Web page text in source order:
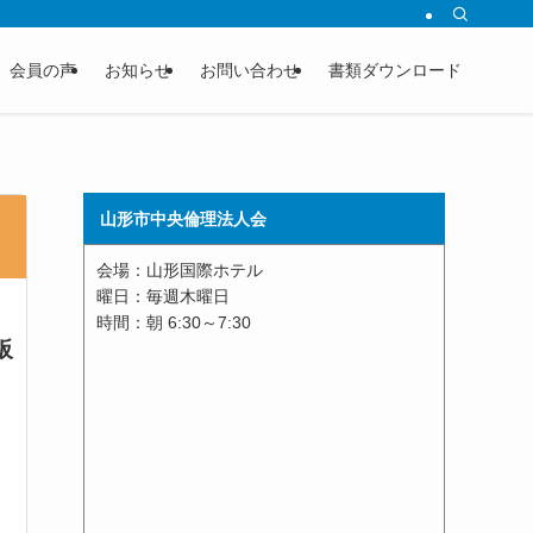
会員の声 お知らせ お問い合わせ 書類ダウンロード
山形市中央倫理法人会
会場：山形国際ホテル
曜日：毎週木曜日
時間：朝 6:30～7:30